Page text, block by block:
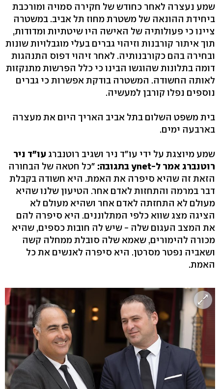
שמע נעצרה לאחר כחודש של חקירה סמויה ומורכבת
ביחידת ההונאה של משטרת מחוז תל אביב. במשטרה
ציינו כי פעולותיה של האישה היו שיטתיות ומדודות,
תוך איתור קורבנות וזיהוי גברים בעלי מוגבלויות שונות
ובחירה בהם כקורבנותיה. לאחר זיהוי דפוס התנהגות
דומה בתלונות שהוגשו הבינו כי כלל הפרשות מתנקזות
לאותה החשודה. המשטרה בודקת אפשרות כי גברים
נוספים נפלו קורבן למעשיה.
בית משפט השלום בתל אביב האריך היום את מעצרה
בארבעה ימים.
שמע מיוצגת על ידי עו"ד ניר ושגיב רוטנברג עו"ד ניר
רוטנברג אמר ל-ynet בתגובה:
"כל חטאה של הבחורה
הזאת זה שהיא סיפרה את האמת. היא חשודה בקבלת
דבר במרמה והתחזות לאדם אחר. הטיעון שלנו שהיא
מעולם לא התחזתה לאדם אחר ושהיא מעולם לא
הציגה מצג שווא כלפי המתלוננים. היא סיפרה להם
את המצב העגום שלה - שיש לה חובות כספים, שהיא
מכורה להימורים, שאמא שלה סובלת ממחלה קשה
ושאביה נפטר מסרטן. היא סיפרה לאנשים את כל
האמת.